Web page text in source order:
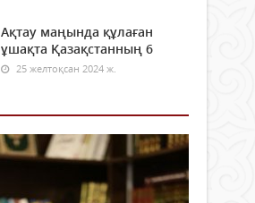
Ақтау маңында құлаған
ұшақта Қазақстанның 6
25 желтоқсан 2024 ж.